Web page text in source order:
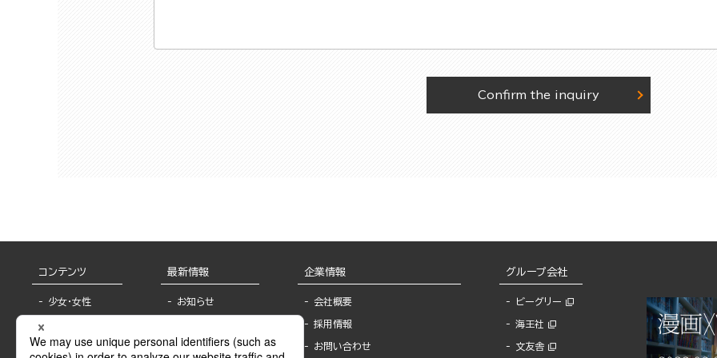
Confirm the inquiry
コンテンツ
少女・女性
BL
最新情報
お知らせ
報
企業情報
会社概要
採用情報
お問い合わせ
グループ会社
ビーグリー
海王社
文友舎